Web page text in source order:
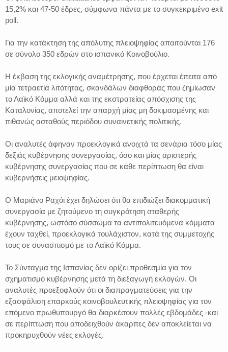
15,2% και 47-50 έδρες, σύμφωνα πάντα με το συγκεκριμένο exit
poll.
Για την κατάκτηση της απόλυτης πλειοψηφίας απαιτούνται 176
σε σύνολο 350 εδρών στο ισπανικό Κοινοβούλιο.
Η έκβαση της εκλογικής αναμέτρησης, που έρχεται έπειτα από
μία τετραετία λιτότητας, σκανδάλων διαφθοράς που ζημίωσαν
το Λαϊκό Κόμμα αλλά και της εκστρατείας απόσχισης της
Καταλονίας, αποτελεί την απαρχή μίας μη δοκιμασμένης και
πιθανώς ασταθούς περιόδου συναινετικής πολιτικής.
Οι αναλυτές άφηναν προεκλογικά ανοιχτά τα σενάρια τόσο μίας
δεξιάς κυβέρνησης συνεργασίας, όσο και μίας αριστερής
κυβέρνησης συνεργασίας που σε κάθε περίπτωση θα είναι
κυβερνήσεις μειοψηφίας.
Ο Μαριάνο Ραχόι έχει δηλώσει ότι θα επιδιώξει διακομματική
συνεργασία με ζητούμενο τη συγκρότηση σταθερής
κυβέρνησης, ωστόσο σύσσωμα τα αντιπολιτευόμενα κόμματα
έχουν ταχθεί, προεκλογικά τουλάχιστον, κατά της συμμετοχής
τους σε συνασπισμό με το Λαϊκό Κόμμα.
Το Σύνταγμα της Ισπανίας δεν ορίζει προθεσμία για τον
σχηματισμό κυβέρνησης μετά τη διεξαγωγή εκλογών. Οι
αναλυτές προεξοφλούν ότι οι διαπραγματεύσεις για την
εξασφάλιση επαρκούς κοινοβουλευτικής πλειοψηφίας για τον
επόμενο πρωθυπουργό θα διαρκέσουν πολλές εβδομάδες -και
σε περίπτωση που αποδειχθούν άκαρπες δεν αποκλείεται να
προκηρυχθούν νέες εκλογές.